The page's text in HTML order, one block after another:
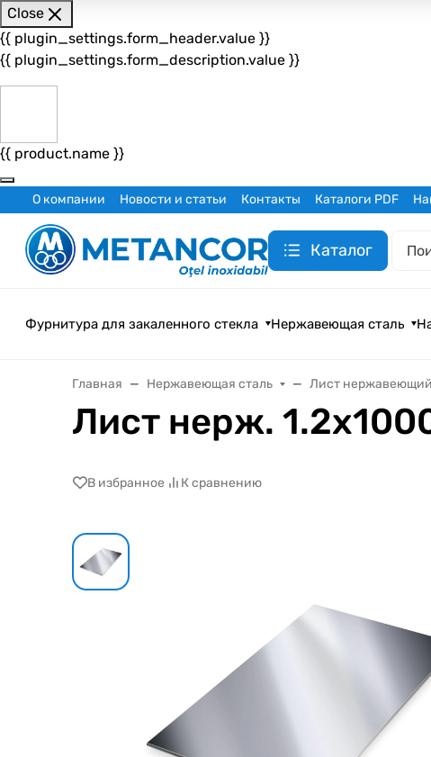
Close
{{ plugin_settings.form_header.value }}
{{ plugin_settings.form_description.value }}
{{ product.name }}
О компании Новости и статьи Контакты Каталоги PDF
Каталог
Фурнитура для закаленного стекла Нержавеющая сталь
Главная Нержавеющая сталь Лист нержавеющий
Лист нерж.
В избранное К сравнению